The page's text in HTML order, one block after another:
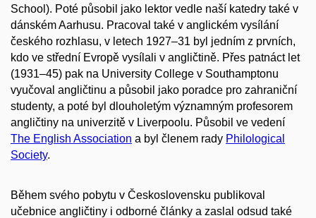
School). Poté působil jako lektor vedle naší katedry také v
dánském Aarhusu. Pracoval také v anglickém vysílání
českého rozhlasu, v letech 1927–31 byl jedním z prvních,
kdo ve střední Evropě vysílali v angličtině. Přes patnáct let
(1931–45) pak na University College v Southamptonu
vyučoval angličtinu a působil jako poradce pro zahraniční
studenty, a poté byl dlouholetým významným profesorem
angličtiny na univerzitě v Liverpoolu. Působil ve vedení
The English Association a byl členem rady Philological
Society.
Během svého pobytu v Československu publikoval
učebnice angličtiny i odborné články a zaslal odsud také